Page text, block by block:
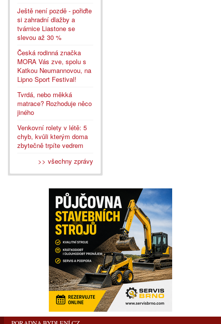
Ještě není pozdě - pořiďte
si zahradní dlažby a
tvárnice Liastone se
slevou až 30 %
Česká rodinná značka
MORA Vás zve, spolu s
Katkou Neumannovou, na
Lipno Sport Festival!
Tvrdá, nebo měkká
matrace? Rozhoduje něco
jiného
Venkovní rolety v létě: 5
chyb, kvůli kterým doma
zbytečně trpíte vedrem
>> všechny zprávy